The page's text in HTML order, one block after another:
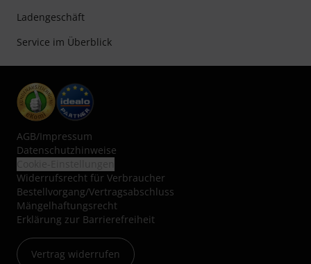
Ladengeschäft
Service im Überblick
AGB/Impressum
Datenschutzhinweise
Widerrufsrecht für Verbraucher
Bestellvorgang/Vertragsabschluss
Mängelhaftungsrecht
Erklärung zur Barrierefreiheit
Vertrag widerrufen